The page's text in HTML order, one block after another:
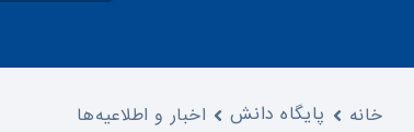
خانه پایگاه دانش اخبار و اطلاعیه‌ها